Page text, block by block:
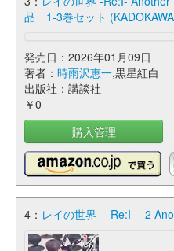
品 1-3巻セット
発売日：2026年01月09日
著者： 時雨沢恵一,黒星紅白
出版社：講談社
￥0
購入管理
4： レイの世界 ―Re:I― 2